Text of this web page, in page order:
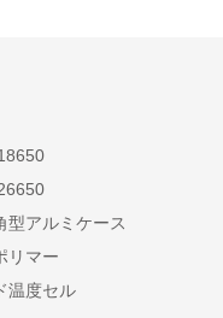
型アルミケース
リマー
温度セル